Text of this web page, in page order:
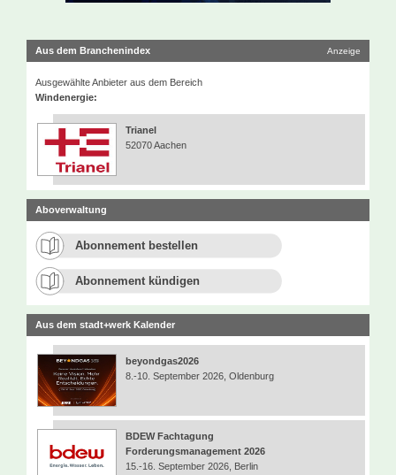
Aus dem Branchenindex Anzeige
Ausgewählte Anbieter aus dem Bereich
Windenergie:
Trianel
52070 Aachen
Aboverwaltung
Abonnement bestellen
Abonnement kündigen
Aus dem stadt+werk Kalender
beyondgas2026
8.-10. September 2026, Oldenburg
BDEW Fachtagung
Forderungsmanagement 2026
15.-16. September 2026, Berlin